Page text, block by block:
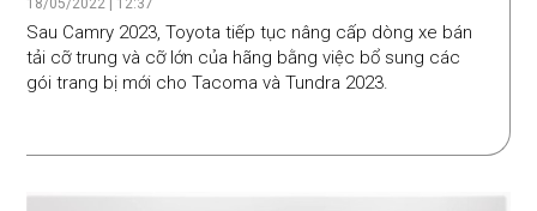
18/05/2022 | 12:37
Sau Camry 2023, Toyota tiếp tục nâng cấp dòng xe bán
tải cỡ trung và cỡ lớn của hãng bằng việc bổ sung các
gói trang bị mới cho Tacoma và Tundra 2023.